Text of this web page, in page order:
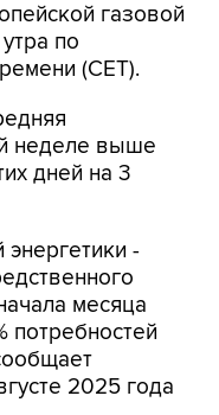
газовой
по
(CET).
неделе выше
дней на 3
-
месяца
потребностей
2025 года